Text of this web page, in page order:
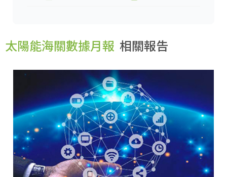
太陽能海關數據月報 相關報告